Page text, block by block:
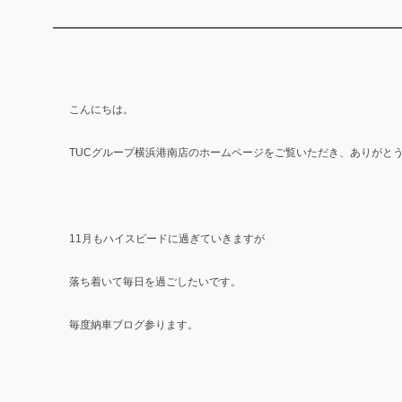
こんにちは。
TUCグループ横浜港南店のホームページをご覧いただき、ありがとう
11月もハイスピードに過ぎていきますが
落ち着いて毎日を過ごしたいです。
毎度納車ブログ参ります。